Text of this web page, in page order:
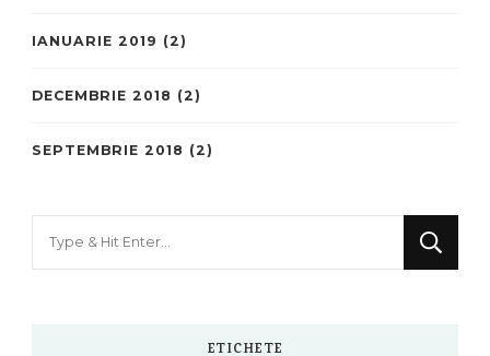
IANUARIE 2019 (2)
DECEMBRIE 2018 (2)
SEPTEMBRIE 2018 (2)
ETICHETE